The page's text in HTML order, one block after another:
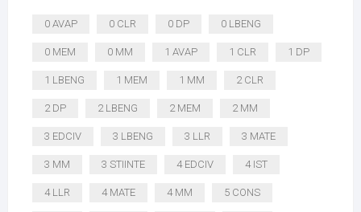
0 AVAP 0 CLR 0 DP 0 LBENG
0 MEM 0 MM 1 AVAP 1 CLR 1 DP
1 LBENG 1 MEM 1 MM 2 CLR
2 DP 2 LBENG 2 MEM 2 MM
3 EDCIV 3 LBENG 3 LLR 3 MATE
3 MM 3 STIINTE 4 EDCIV 4 IST
4 LLR 4 MATE 4 MM 5 CONS